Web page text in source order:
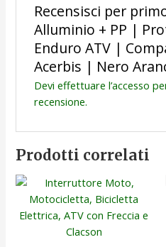
Recensisci per
Alluminio + PP |
Enduro ATV |
Acerbis | Nero
Devi effettuare l’accesso
recensione.
Prodotti correlati